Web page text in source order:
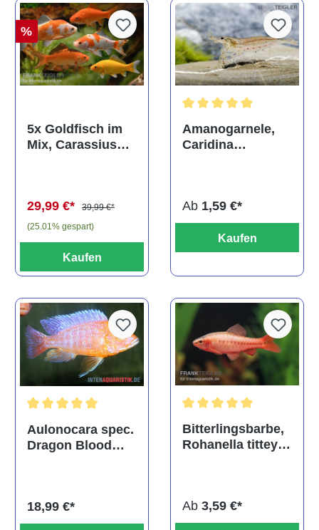
%
5x Goldfisch im
Mix, Carassius
29,99 €*
39,99 €*
(25.01% gespart)
Kaufen
Amanogarnele,
Caridina
Ab 1,59 €*
Kaufen
Durchschnittliche Bewertung von 5 von 5 Sternen
Aulonocara spec.
Dragon Blood
18,99 €*
Bitterlingsbarbe,
Rohanella titteya,
Ab 3,59 €*